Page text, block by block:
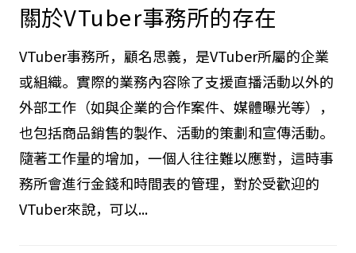
關於VTuber事務所的存在
VTuber事務所，顧名思義，是VTuber所屬的企業
或組織。實際的業務內容除了支援直播活動以外的
外部工作（如與企業的合作案件、媒體曝光等），
也包括商品銷售的製作、活動的策劃和宣傳活動。
隨著工作量的增加，一個人往往難以應對，這時事
務所會進行金錢和時間表的管理，對於受歡迎的
VTuber來說，可以...